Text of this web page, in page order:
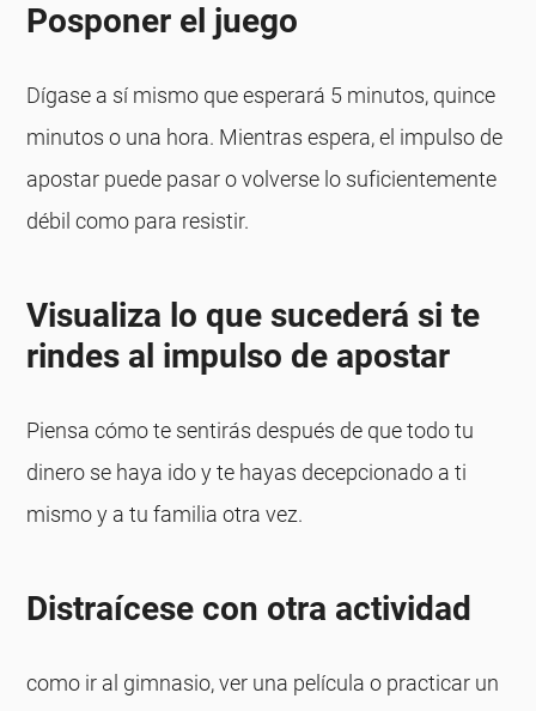
Posponer el juego
Dígase a sí mismo que esperará 5 minutos, quince
minutos o una hora. Mientras espera, el impulso de
apostar puede pasar o volverse lo suficientemente
débil como para resistir.
Visualiza lo que sucederá si te
rindes al impulso de apostar
Piensa cómo te sentirás después de que todo tu
dinero se haya ido y te hayas decepcionado a ti
mismo y a tu familia otra vez.
Distraícese con otra actividad
como ir al gimnasio, ver una película o practicar un